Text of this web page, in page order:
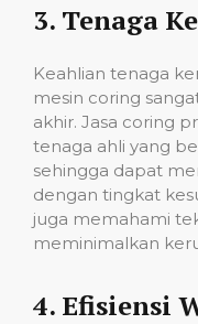
3. Tenaga
Keahlian tenaga
mesin coring
akhir. Jasa coring
tenaga ahli yang
sehingga dapat
dengan tingkat
juga memahami
meminimalkan
4. Efisiensi